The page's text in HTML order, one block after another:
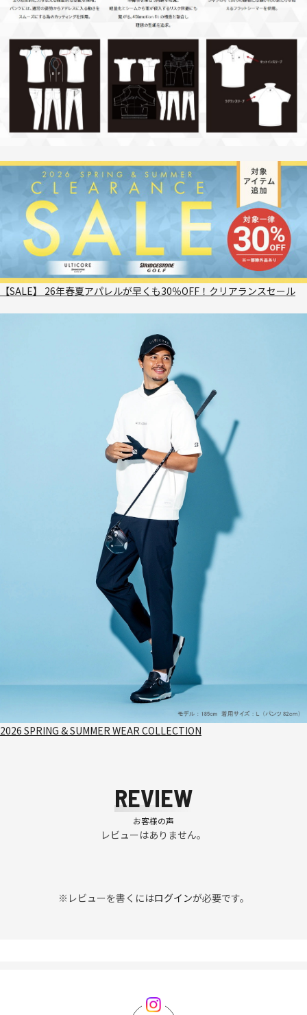
【SALE】 26年春夏アパレルが早くも30％OFF！クリアランスセール
2026 SPRING & SUMMER WEAR COLLECTION
REVIEW
お客様の声
レビューはありません。
※レビューを書くにはログインが必要です。